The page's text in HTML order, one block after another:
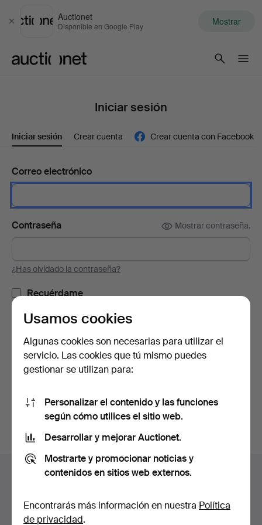
Cerrar
Auctionet
Disponible en Google Play Mostrar
Iniciar sesión
Iniciar sesión Crear cuenta Crear cuenta con Facebook
Correo electrónico
Contraseña Mostrar contraseña.
¿Has olvidado la contraseña?
Recuérdame
o iniciar sesión a través de Facebook
Navegación
pie
Ayuda y contacto
Todas las casas de subastas
Usamos cookies
Algunas cookies son necesarias para utilizar el
servicio. Las cookies que tú mismo puedes
gestionar se utilizan para:
Personalizar el contenido y las funciones
según cómo utilices el sitio web.
Desarrollar y mejorar Auctionet.
Mostrarte y promocionar noticias y
contenidos en sitios web externos.
Encontrarás más información en nuestra Política
de privacidad.